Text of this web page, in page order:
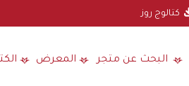
كتالوج روز
البحث عن متجر المعرض